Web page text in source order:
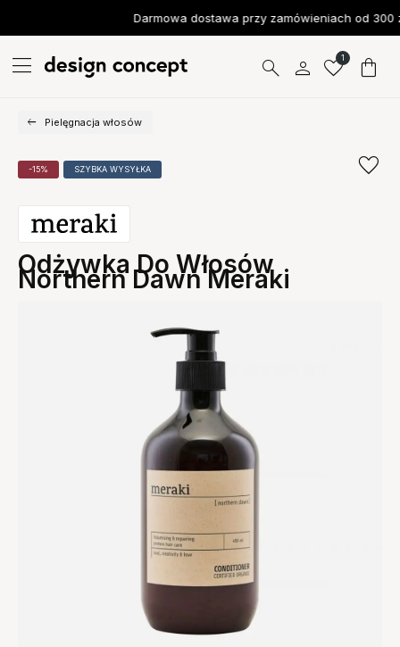
Darmowa dostawa przy zamówieniach od 300
1
Pielęgnacja włosów
-15% SZYBKA WYSYŁKA
Odżywka Do Włosów
Northern Dawn Meraki